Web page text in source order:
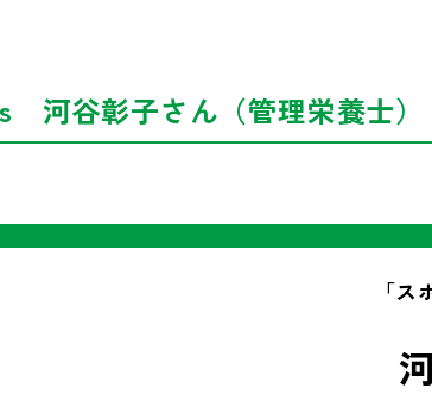
河谷彰子さん（管理栄養士）
「